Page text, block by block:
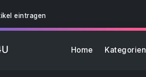
eintragen
Home Kategorien